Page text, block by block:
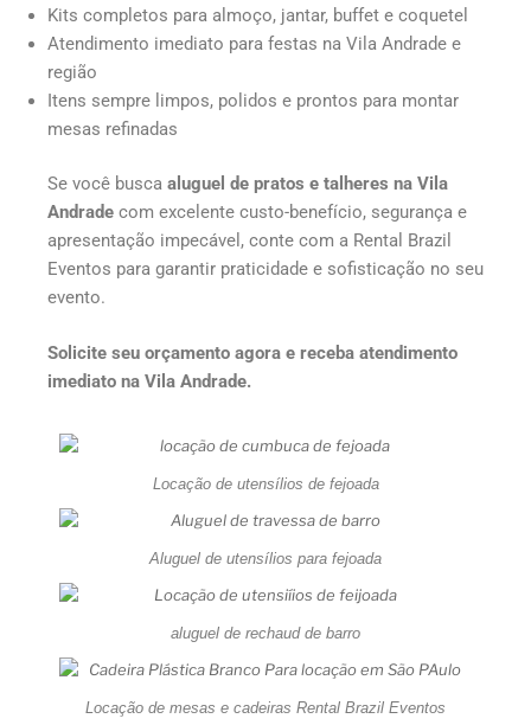
Kits completos para almoço, jantar, buffet e coquetel
Atendimento imediato para festas na Vila Andrade e
região
Itens sempre limpos, polidos e prontos para montar
mesas refinadas
Se você busca aluguel de pratos e talheres na Vila
Andrade com excelente custo-benefício, segurança e
apresentação impecável, conte com a Rental Brazil
Eventos para garantir praticidade e sofisticação no seu
evento.
Solicite seu orçamento agora e receba atendimento
imediato na Vila Andrade.
Locação de utensílios de fejoada
Aluguel de utensílios para fejoada
aluguel de rechaud de barro
Locação de mesas e cadeiras Rental Brazil Eventos